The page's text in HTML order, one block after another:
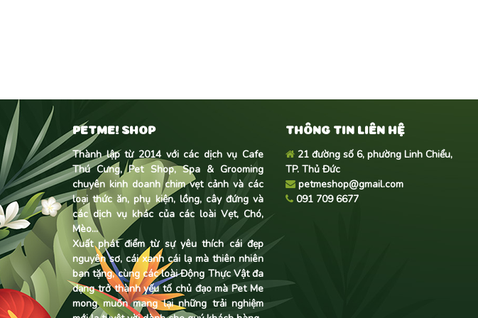
PETME! SHOP
Thành lập từ 2014 với các dịch vụ Cafe
Thú Cưng, Pet Shop, Spa & Grooming
chuyên kinh doanhchim vẹt cảnh và các
loại thức ăn, phụ kiện, lồng, cây đứng và
các dịch vụ khác của các loài Vẹt, Chó,
Mèo...
Xuất phát điểm từ sự yêu thích cái đẹp
nguyên sơ, cái xanh cái lạ mà thiên nhiên
ban tặng, cùng các loài Động Thực Vật đa
dạng trở thành yếu tố chủ đạo mà Pet Me
mong muốn mang lại những trải nghiệm
THÔNG TIN LIÊN HỆ
21 đường số 6, phường Linh Chiểu,
TP. Thủ Đức
petmeshop@gmail.com
091 709 6677